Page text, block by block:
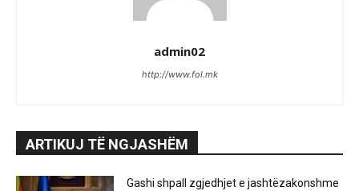
admin02
http://www.fol.mk
ARTIKUJ TË NGJASHËM
Gashi shpall zgjedhjet e jashtëzakonshme